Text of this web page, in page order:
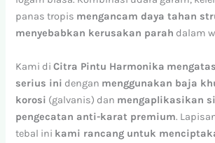
panas tropis mengancam daya tahan
menyebabkan kerusakan parah dalam
Kami diCitra Pintu Harmonika
serius ini dengan menggunakan baja
korosi (galvanis) dan mengaplikasikan
pengecatan anti-karat premium.
tebal ini kami rancang untuk